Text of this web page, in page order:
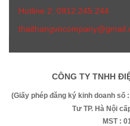
Hotline 2: 0912.245.244
CÔNG TY TNHH
(Giấy phép đăng ký kinh doanh số
Tư TP. Hà Nội
MST :